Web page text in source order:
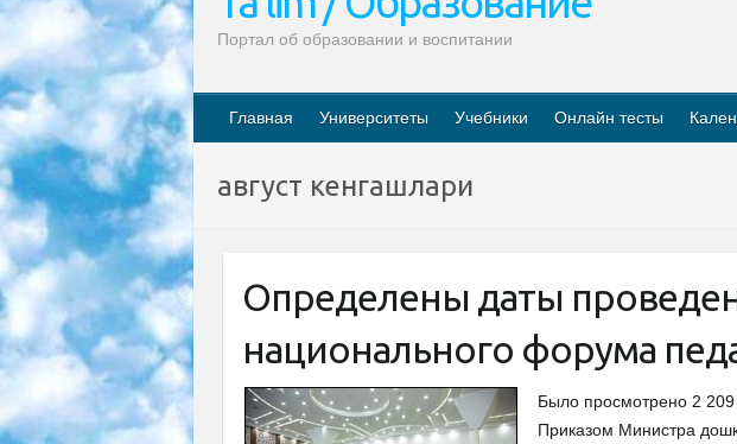
Портал об образовании и воспитании
Главная Университеты Учебники Онлайн тесты
август кенгашлари
Определены даты
национального форума
Было просмотрено 2
Приказом Министра